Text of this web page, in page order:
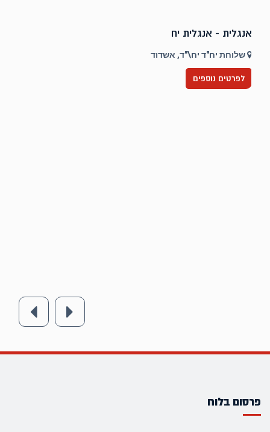
אנגלית - אנגלית יח
שלוחת יח"ד יח\"ד, אשדוד
לפרטים נוספים
פרסום בלוח